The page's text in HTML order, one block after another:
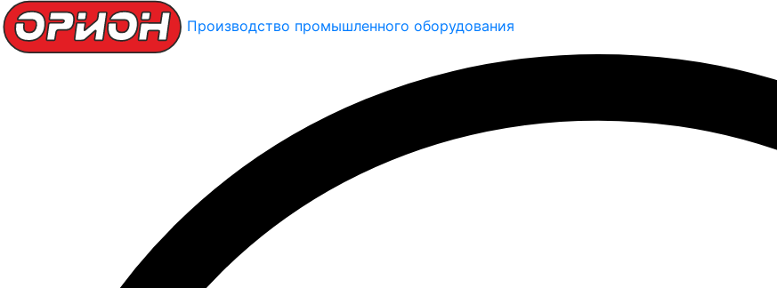
Производство промышленного оборудования